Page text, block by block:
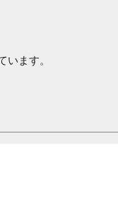
います。